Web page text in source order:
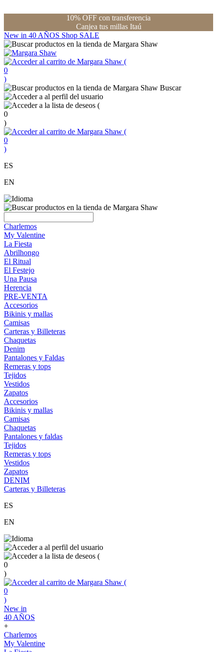
10% OFF con transferencia
Canjea tus millas Itaú
New in 40 AÑOS Shop SALE
(
0
)
Buscar
(
0
)
(
0
)
ES
EN
Charlemos
My Valentine
La Fiesta
Abrilhongo
El Ritual
El Festejo
Una Pausa
Herencia
PRE-VENTA
Accesorios
Bikinis y mallas
Camisas
Carteras y Billeteras
Chaquetas
Denim
Pantalones y Faldas
Remeras y tops
Tejidos
Vestidos
Zapatos
Accesorios
Bikinis y mallas
Camisas
Chaquetas
Pantalones y faldas
Tejidos
Remeras y tops
Vestidos
Zapatos
DENIM
Carteras y Billeteras
ES
EN
(
0
)
(
0
)
New in
40 AÑOS
+
Charlemos
My Valentine